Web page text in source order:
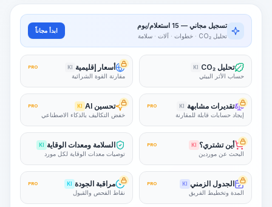
تسجيل مجاني — 15 استعلام/يوم
تحليل CO₂ · خطوات · آلات · سلامة
ابدأ مجاناً
تحليل CO₂ KI
حساب الأثر البيئي
أسعار إقليمية KI
PRO
مقارنة القوة الشرائية
تقديرات مشابهة KI
PRO
إيجاد حسابات قابلة للمقارنة
تحسين AI KI
PRO
خفض التكاليف بالذكاء الاصطناعي
أين تشتري؟ KI
PRO
البحث عن موردين
السلامة ومعدات الوقاية KI
توصيات معدات الوقاية لكل مورد
الجدول الزمني KI
PRO
المدة وتخطيط الفريق
مراقبة الجودة KI
PRO
نقاط الفحص والقبول